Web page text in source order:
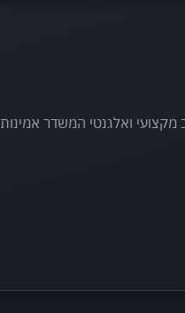
מקצועי ואלגנטי המשדר אמינות